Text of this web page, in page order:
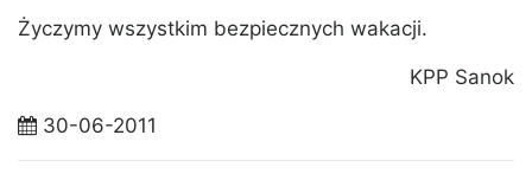
Życzymy wszystkim bezpiecznych wakacji.
KPP Sanok
30-06-2011